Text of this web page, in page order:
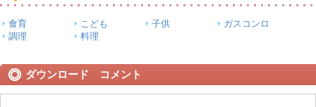
食育 こども 子供
ガスコンロ
調理
料理
ダウンロード コメント